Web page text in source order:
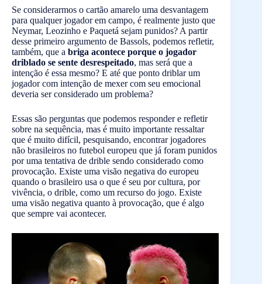
Se considerarmos o cartão amarelo uma desvantagem
para qualquer jogador em campo, é realmente justo que
Neymar, Leozinho e Paquetá sejam punidos? A partir
desse primeiro argumento de Bassols, podemos refletir,
também, que a briga acontece porque o jogador
driblado se sente desrespeitado, mas será que a
intenção é essa mesmo? E até que ponto driblar um
jogador com intenção de mexer com seu emocional
deveria ser considerado um problema?
Essas são perguntas que podemos responder e refletir
sobre na sequência, mas é muito importante ressaltar
que é muito difícil, pesquisando, encontrar jogadores
não brasileiros no futebol europeu que já foram punidos
por uma tentativa de drible sendo considerado como
provocação. Existe uma visão negativa do europeu
quando o brasileiro usa o que é seu por cultura, por
vivência, o drible, como um recurso do jogo. Existe
uma visão negativa quanto à provocação, que é algo
que sempre vai acontecer.